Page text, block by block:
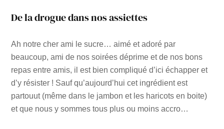
De la drogue dans nos assiettes
Ah notre cher ami le sucre… aimé et adoré par
beaucoup, ami de nos soirées déprime et de nos bons
repas entre amis, il est bien compliqué d’ici échapper et
d’y résister ! Sauf qu’aujourd’hui cet ingrédient est
partouut (même dans le jambon et les haricots en boite)
et que nous y sommes tous plus ou moins accro…